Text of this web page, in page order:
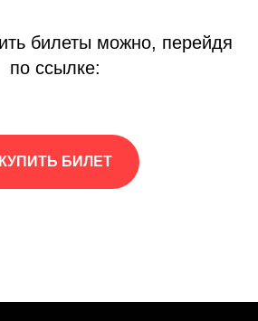
билеты можно, перейдя
по ссылке:
КУПИТЬ БИЛЕТ